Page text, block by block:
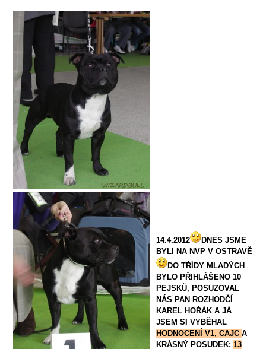
14.4.2012
DNES JSME
BYLI NA NVP V OSTRAVĚ
DO TŘÍDY MLADÝCH
BYLO PŘIHLÁŠENO 10
PEJSKŮ, POSUZOVAL
NÁS PAN ROZHODČÍ
KAREL HOŘÁK A JÁ
JSEM SI VYBĚHAL
HODNOCENÍ V1, CAJC A
KRÁSNÝ POSUDEK: 13